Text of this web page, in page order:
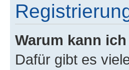
Warum kann
Dafür gibt es